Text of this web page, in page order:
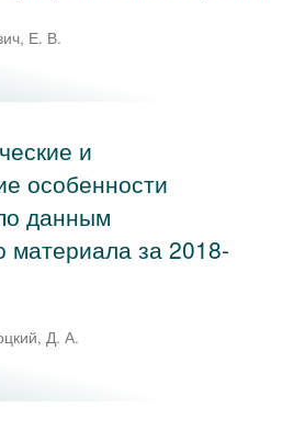
Е. В.
и
особенности
данным
материала за 2018-
Д. А.